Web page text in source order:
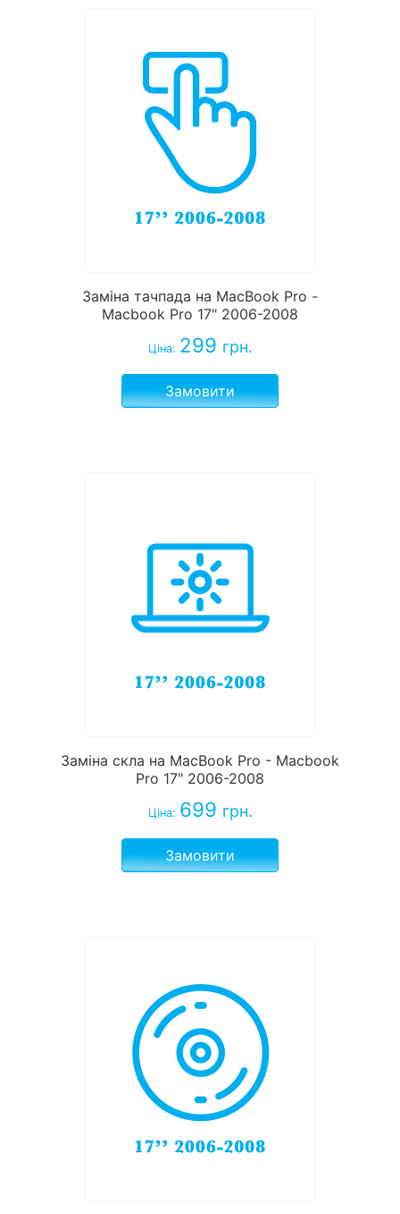
Заміна тачпада на MacBook Pro -
Macbook Pro 17" 2006-2008
Ціна: 299 грн.
Замовити
Заміна скла на MacBook Pro - Macbook
Pro 17" 2006-2008
Ціна: 699 грн.
Замовити